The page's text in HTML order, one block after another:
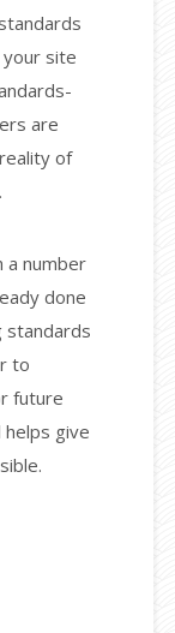
standards
site
are
of
a number
done
standards
to
future
give